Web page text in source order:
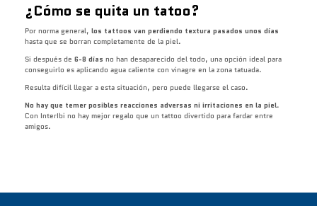
¿Cómo se quita un tatoo?
Por norma general, los tattoos van perdiendo textura pasados unos días
hasta que se borran completamente de la piel.
Si después de 6-8 días no han desaparecido del todo, una opción ideal para
conseguirlo es aplicando agua caliente con vinagre en la zona tatuada.
Resulta difícil llegar a esta situación, pero puede llegarse el caso.
No hay que temer posibles reacciones adversas ni irritaciones en la piel.
Con InterIbi no hay mejor regalo que un tattoo divertido para fardar entre
amigos.